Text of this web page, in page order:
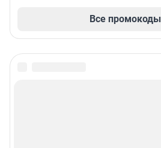
Все промокоды